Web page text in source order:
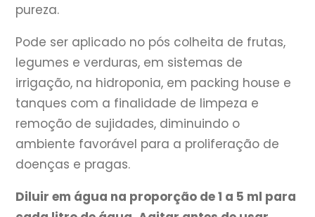
pureza.
Pode ser aplicado no pós colheita de frutas,
legumes e verduras, em sistemas de
irrigação, na hidroponia, em packing house e
tanques com a finalidade de limpeza e
remoção de sujidades, diminuindo o
ambiente favorável para a proliferação de
doenças e pragas.
Diluir em água na proporção de 1 a 5 ml para